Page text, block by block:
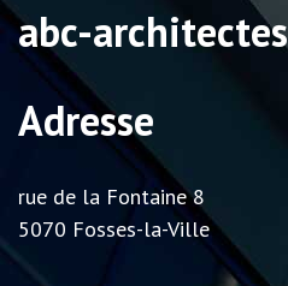
abc-architectes
Adresse
rue de la Fontaine 8
5070 Fosses-la-Ville